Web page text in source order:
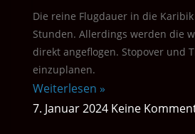
Die reine Flugdauer in die
Stunden. Allerdings werden die
direkt angeflogen. Stopover und
einzuplanen.
Weiterlesen »
7. Januar 2024 Keine